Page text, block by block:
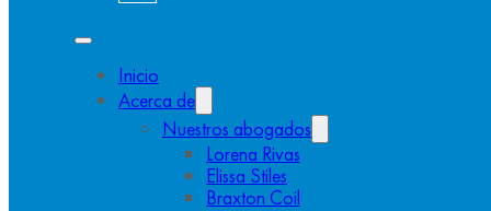
Inicio
Acerca de
Nuestros abogados
Lorena Rivas
Elissa Stiles
Braxton Coil